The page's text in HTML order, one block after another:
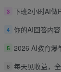
3 下班2小时AI做PPT，一单
4 你的AI回答内容复制格式总乱码？完美
5 2026 AI教育爆单！全程
6 每天见收益，全自动游戏搬砖，